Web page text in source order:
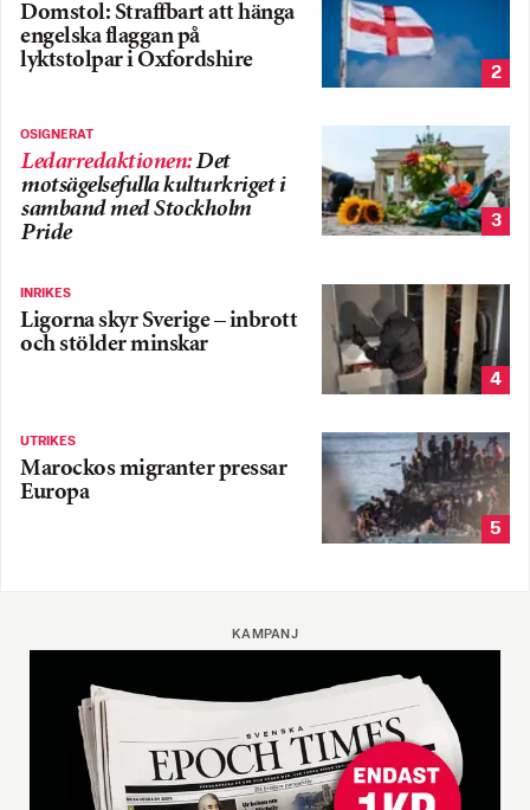
Domstol: Straffbart att hänga
engelska flaggan på
lyktstolpar i Oxfordshire
2
OSIGNERAT
Ledarredaktionen:Det
motsägelsefulla kulturkriget i
samband med Stockholm
Pride
3
INRIKES
Ligorna skyr Sverige – inbrott
och stölder minskar
4
UTRIKES
Marockos migranter pressar
Europa
5
KAMPANJ